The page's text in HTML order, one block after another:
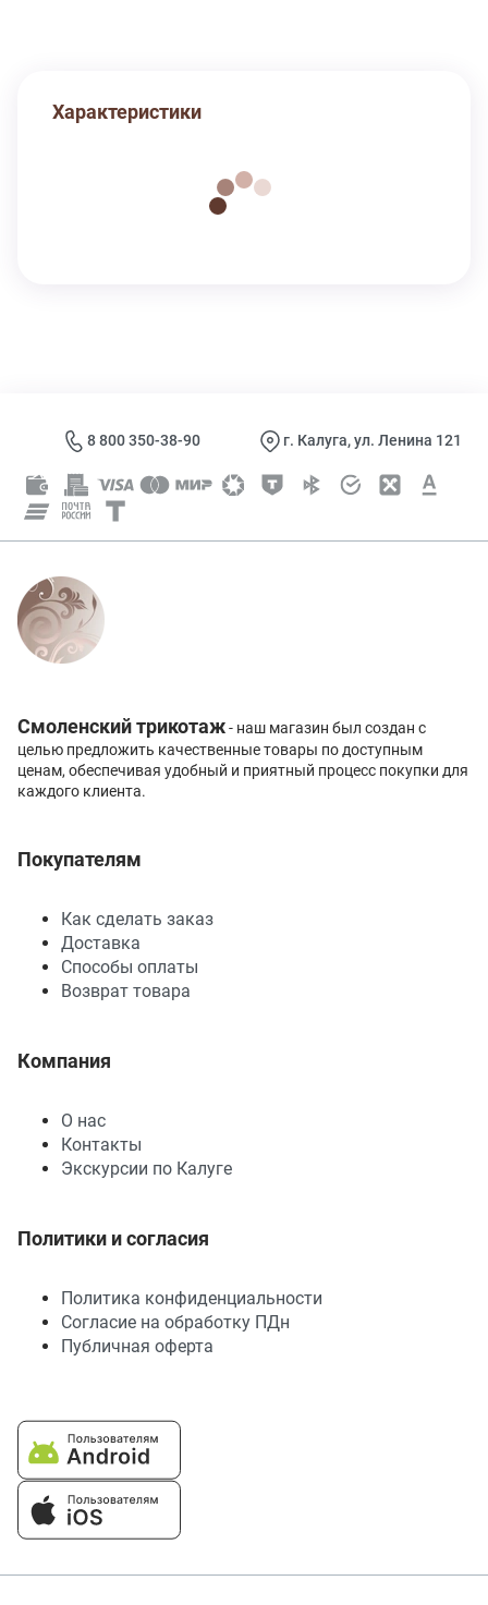
Характеристики
8 800 350-38-90 г. Калуга, ул. Ленина 121
Смоленский трикотаж- наш магазин был создан с
целью предложить качественные товары по доступным
ценам, обеспечивая удобный и приятный процесс покупки для
каждого клиента.
Покупателям
Как сделать заказ
Доставка
Способы оплаты
Возврат товара
Компания
О нас
Контакты
Экскурсии по Калуге
Политики и согласия
Политика конфиденциальности
Согласие на обработку ПДн
Публичная оферта